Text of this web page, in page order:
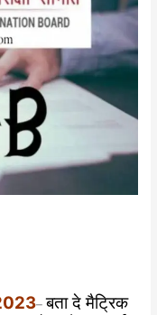
–बता दे मैट्रिक